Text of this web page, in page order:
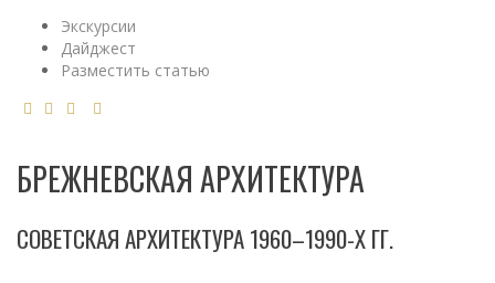
Экскурсии
Дайджест
Разместить статью
БРЕЖНЕВСКАЯ АРХИТЕКТУРА
СОВЕТСКАЯ АРХИТЕКТУРА 1960–1990-Х ГГ.